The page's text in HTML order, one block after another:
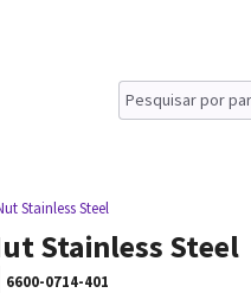
Stainless Steel
Stainless Steel
6600-0714-401